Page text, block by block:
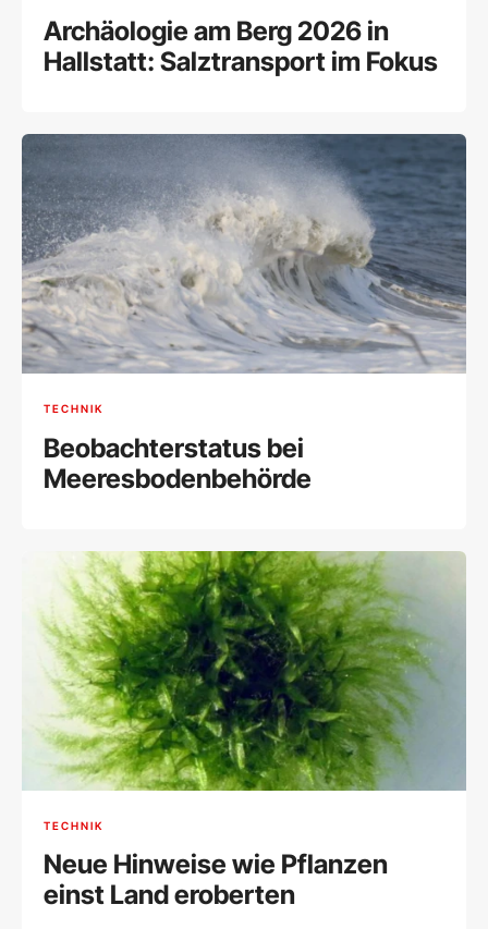
Archäologie am Berg 2026 in
Hallstatt: Salztransport im Fokus
TECHNIK
Beobachterstatus bei
Meeresbodenbehörde
TECHNIK
Neue Hinweise wie Pflanzen
einst Land eroberten